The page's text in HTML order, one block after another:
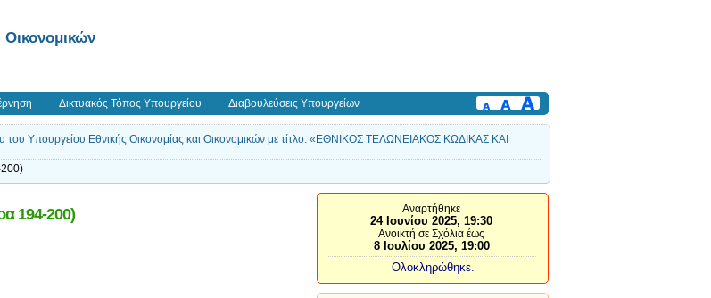
Οικονομικών
Δικτυακός Τόπος Υπουργείου Διαβουλεύσεις Υπουργείων
του Υπουργείου Εθνικής Οικονομίας και Οικονομικών με τίτλο: «ΕΘΝΙΚΟΣ ΤΕΛΩΝΕΙΑΚΟΣ ΚΩΔΙΚΑΣ ΚΑΙ
194-200) Αναρτήθηκε
24 Ιουνίου 2025, 19:30
Ανοικτή σε Σχόλια έως
8 Ιουλίου 2025, 19:00
Ολοκληρώθηκε.